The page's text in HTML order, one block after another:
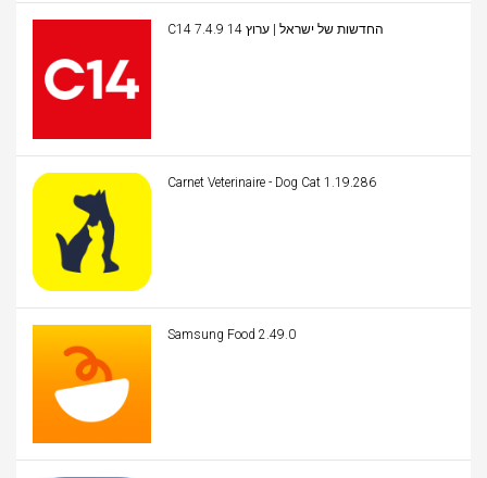
C14 החדשות של ישראל | ערוץ 14 7.4.9
Carnet Veterinaire - Dog Cat 1.19.286
Samsung Food 2.49.0